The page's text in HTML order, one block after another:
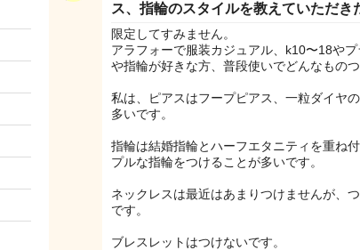
ス、指輪のスタイルを教えていただき
限定してすみません。
アラフォーで服装カジュアル、k10〜18や
や指輪が好きな方、普段使いでどんなもの
私は、ピアスはフープピアス、一粒ダイヤ
多いです。
指輪は結婚指輪とハーフエタニティを重ね
プルな指輪をつけることが多いです。
ネックレスは最近はあまりつけませんが、
です。
ブレスレットはつけないです。